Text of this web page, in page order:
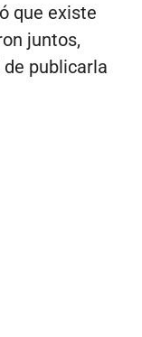
que existe
juntos,
publicarla